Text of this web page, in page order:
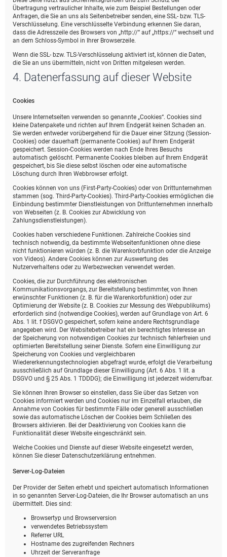
Übertragung vertraulicher Inhalte, wie zum Beispiel Bestellungen oder
Anfragen, die Sie an uns als Seitenbetreiber senden, eine SSL- bzw. TLS-
Verschlüsselung. Eine verschlüsselte Verbindung erkennen Sie daran,
dass die Adresszeile des Browsers von „http://“ auf „https://“ wechselt und
an dem Schloss-Symbol in Ihrer Browserzeile.
Wenn die SSL- bzw. TLS-Verschlüsselung aktiviert ist, können die Daten,
die Sie an uns übermitteln, nicht von Dritten mitgelesen werden.
4. Datenerfassung auf dieser Website
Cookies
Unsere Internetseiten verwenden so genannte „Cookies“. Cookies sind
kleine Datenpakete und richten auf Ihrem Endgerät keinen Schaden an.
Sie werden entweder vorübergehend für die Dauer einer Sitzung (Session-
Cookies) oder dauerhaft (permanente Cookies) auf Ihrem Endgerät
gespeichert. Session-Cookies werden nach Ende Ihres Besuchs
automatisch gelöscht. Permanente Cookies bleiben auf Ihrem Endgerät
gespeichert, bis Sie diese selbst löschen oder eine automatische
Löschung durch Ihren Webbrowser erfolgt.
Cookies können von uns (First-Party-Cookies) oder von Drittunternehmen
stammen (sog. Third-Party-Cookies). Third-Party-Cookies ermöglichen die
Einbindung bestimmter Dienstleistungen von Drittunternehmen innerhalb
von Webseiten (z. B. Cookies zur Abwicklung von
Zahlungsdienstleistungen).
Cookies haben verschiedene Funktionen. Zahlreiche Cookies sind
technisch notwendig, da bestimmte Webseitenfunktionen ohne diese
nicht funktionieren würden (z. B. die Warenkorbfunktion oder die Anzeige
von Videos). Andere Cookies können zur Auswertung des
Nutzerverhaltens oder zu Werbezwecken verwendet werden.
Cookies, die zur Durchführung des elektronischen
Kommunikationsvorgangs, zur Bereitstellung bestimmter, von Ihnen
erwünschter Funktionen (z. B. für die Warenkorbfunktion) oder zur
Optimierung der Website (z. B. Cookies zur Messung des Webpublikums)
erforderlich sind (notwendige Cookies), werden auf Grundlage von Art. 6
Abs. 1 lit. f DSGVO gespeichert, sofern keine andere Rechtsgrundlage
angegeben wird. Der Websitebetreiber hat ein berechtigtes Interesse an
der Speicherung von notwendigen Cookies zur technisch fehlerfreien und
optimierten Bereitstellung seiner Dienste. Sofern eine Einwilligung zur
Speicherung von Cookies und vergleichbaren
Wiedererkennungstechnologien abgefragt wurde, erfolgt die Verarbeitung
ausschließlich auf Grundlage dieser Einwilligung (Art. 6 Abs. 1 lit. a
DSGVO und § 25 Abs. 1 TDDDG); die Einwilligung ist jederzeit widerrufbar.
Sie können Ihren Browser so einstellen, dass Sie über das Setzen von
Cookies informiert werden und Cookies nur im Einzelfall erlauben, die
Annahme von Cookies für bestimmte Fälle oder generell ausschließen
sowie das automatische Löschen der Cookies beim Schließen des
Browsers aktivieren. Bei der Deaktivierung von Cookies kann die
Funktionalität dieser Website eingeschränkt sein.
Welche Cookies und Dienste auf dieser Website eingesetzt werden,
können Sie dieser Datenschutzerklärung entnehmen.
Server-Log-Dateien
Der Provider der Seiten erhebt und speichert automatisch Informationen
in so genannten Server-Log-Dateien, die Ihr Browser automatisch an uns
übermittelt. Dies sind:
Browsertyp und Browserversion
verwendetes Betriebssystem
Referrer URL
Hostname des zugreifenden Rechners
Uhrzeit der Serveranfrage